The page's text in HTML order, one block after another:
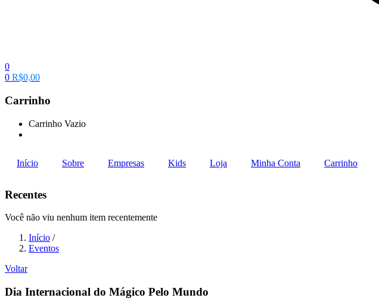
0
0 R$0,00
Carrinho
Carrinho Vazio
Início Sobre Empresas Kids Loja Minha Conta Carrinho
Recentes
Você não viu nenhum item recentemente
Início /
Eventos
Voltar
Dia Internacional do Mágico Pelo Mundo